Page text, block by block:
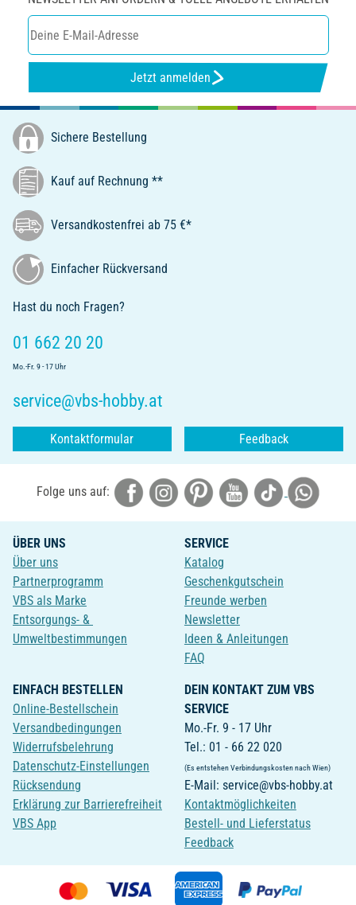
Jetzt anmelden
Sichere Bestellung
Kauf auf Rechnung **
Versandkostenfrei ab 75 €*
Einfacher Rückversand
Hast du noch Fragen?
01 662 20 20
Mo.-Fr. 9 - 17 Uhr
service@vbs-hobby.at
Kontaktformular Feedback
Folge uns auf:
ÜBER UNS
Über uns
Partnerprogramm
VBS als Marke
Entsorgungs- &
Umweltbestimmungen
SERVICE
Katalog
Geschenkgutschein
Freunde werben
Newsletter
Ideen & Anleitungen
FAQ
EINFACH BESTELLEN
Online-Bestellschein
Versandbedingungen
Widerrufsbelehrung
Datenschutz-Einstellungen
Rücksendung
Erklärung zur Barrierefreiheit
VBS App
DEIN KONTAKT ZUM VBS
SERVICE
Mo.-Fr. 9 - 17 Uhr
Tel.: 01 - 66 22 020
(Es entstehen Verbindungskosten nach Wien)
E-Mail: service@vbs-hobby.at
Kontaktmöglichkeiten
Bestell- und Lieferstatus
Feedback